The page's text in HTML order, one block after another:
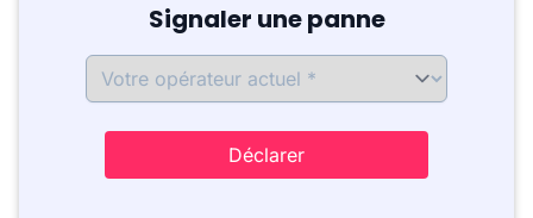
Signaler une panne
Déclarer